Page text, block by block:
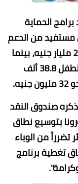
الحماية
أن هناك 15 مليون مستفيد من الدعم
النقدي بإجمالي مبالغ منصرفة بلغ 20 مليار جنيه، بينما
بلغ عدد المستفيدين من معاش الطفل 38.8 ألف
ذكره صندوق النقد
بتوسيع نطاق
تضرراً من الوباء
تغطية برنامج